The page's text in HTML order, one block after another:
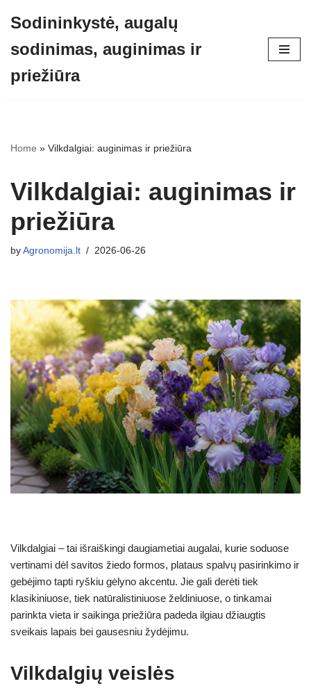
to
content
Sodininkystė, augalų
sodinimas, auginimas ir
priežiūra
Home » Vilkdalgiai: auginimas ir priežiūra
Vilkdalgiai: auginimas ir
priežiūra
by Agronomija.lt 2026-06-26
Vilkdalgiai – tai išraiškingi daugiametiai augalai, kurie soduose
vertinami dėl savitos žiedo formos, plataus spalvų pasirinkimo ir
gebėjimo tapti ryškiu gėlyno akcentu. Jie gali derėti tiek
klasikiniuose, tiek natūralistiniuose želdiniuose, o tinkamai
parinkta vieta ir saikinga priežiūra padeda ilgiau džiaugtis
sveikais lapais bei gausesniu žydėjimu.
Vilkdalgių veislės